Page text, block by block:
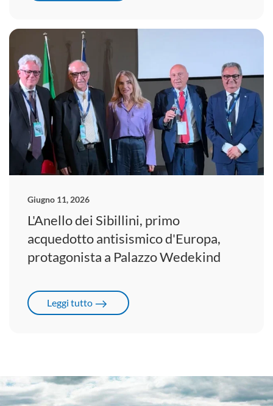
Giugno 11, 2026
L'Anello dei Sibillini, primo
acquedotto antisismico d'Europa,
protagonista a Palazzo Wedekind
Leggi tutto